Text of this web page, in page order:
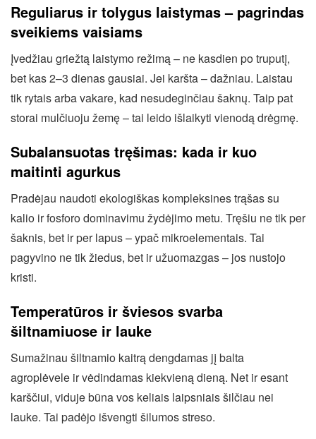
Reguliarus ir tolygus laistymas – pagrindas
sveikiems vaisiams
Įvedžiau griežtą laistymo režimą – ne kasdien po truputį,
bet kas 2–3 dienas gausiai. Jei karšta – dažniau. Laistau
tik rytais arba vakare, kad nesudeginčiau šaknų. Taip pat
storai mulčiuoju žemę – tai leido išlaikyti vienodą drėgmę.
Subalansuotas tręšimas: kada ir kuo
maitinti agurkus
Pradėjau naudoti ekologiškas kompleksines trąšas su
kalio ir fosforo dominavimu žydėjimo metu. Tręšiu ne tik per
šaknis, bet ir per lapus – ypač mikroelementais. Tai
pagyvino ne tik žiedus, bet ir užuomazgas – jos nustojo
kristi.
Temperatūros ir šviesos svarba
šiltnamiuose ir lauke
Sumažinau šiltnamio kaitrą dengdamas jį balta
agroplėvele ir vėdindamas kiekvieną dieną. Net ir esant
karščiui, viduje būna vos keliais laipsniais šilčiau nei
lauke. Tai padėjo išvengti šilumos streso.